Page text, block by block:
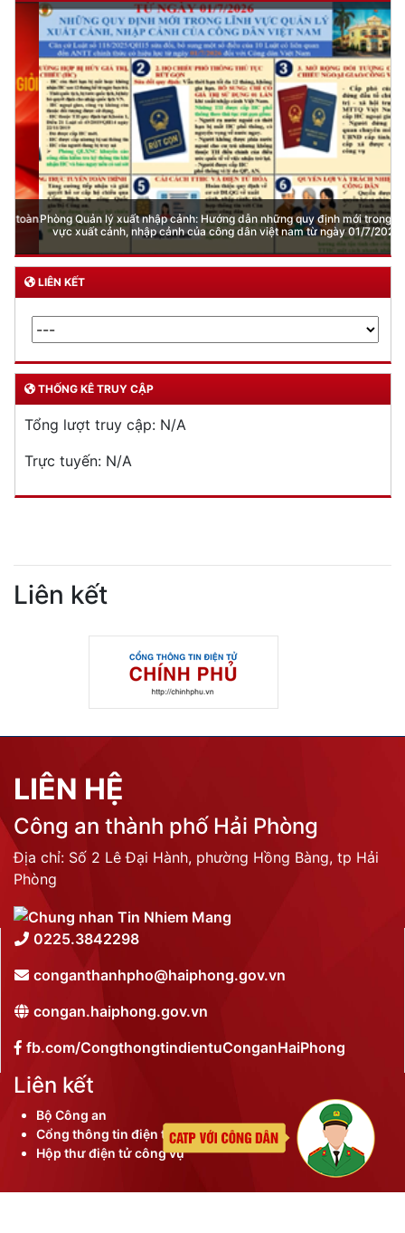
Phòng Quản lý xuất nhập cảnh: Hướng dẫn những quy định mới trong lĩnh
vực xuất cảnh, nhập cảnh của công dân việt nam từ ngày 01/7/2026
LIÊN KẾT
THỐNG KÊ TRUY CẬP
Tổng lượt truy cập: N/A
Trực tuyến: N/A
Liên kết
LIÊN HỆ
Công an thành phố Hải Phòng
Địa chỉ: Số 2 Lê Đại Hành, phường Hồng Bàng, tp Hải
Phòng
0225.3842298
conganthanhpho@haiphong.gov.vn
congan.haiphong.gov.vn
fb.com/CongthongtindientuConganHaiPhong
Liên kết
Bộ Công an
Cổng thông tin điện tử thành phố
Hộp thư điện tử công vụ